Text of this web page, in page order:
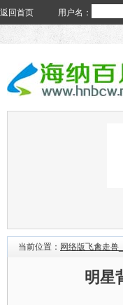
返回首页 用户名：
当前位置： 网络版飞禽走兽
明星